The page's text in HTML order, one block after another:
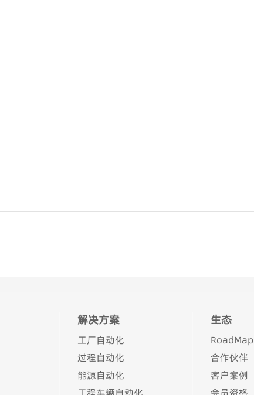
解决方案
工厂自动化
过程自动化
能源自动化
生态
RoadMap
合作伙伴
客户案例